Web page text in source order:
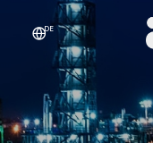
DE
UNTERNEHMEN
LEISTUNGEN &